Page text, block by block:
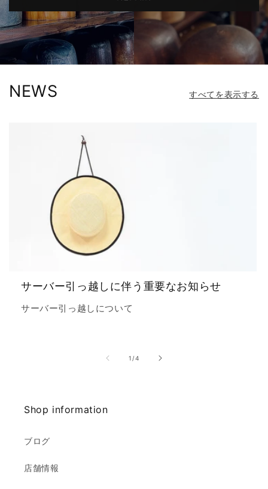
NEWS すべてを表示する
サーバー引っ越しに伴う重要なお知らせ
サーバー引っ越しについて
1 /の
4
Shop information
ブログ
店舗情報